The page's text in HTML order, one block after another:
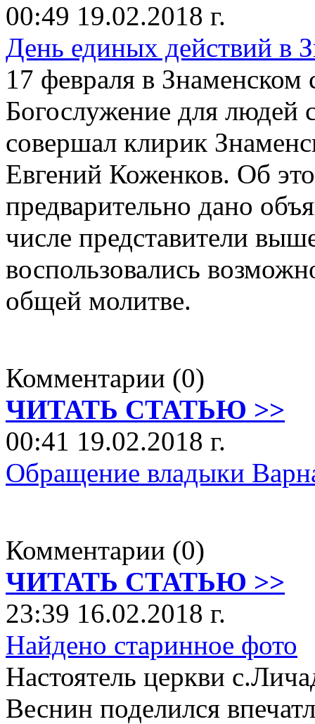
00:49 19.02.2018 г.
День единых действий в
17 февраля в Знаменском
Богослужение для людей
совершал клирик
Евгений Коженков. Об
предварительно дано
числе представители
воспользовались
общей молитве.
Комментарии (0)
ЧИТАТЬ СТАТЬЮ >>
00:41 19.02.2018 г.
Обращение владыки
Комментарии (0)
ЧИТАТЬ СТАТЬЮ >>
23:39 16.02.2018 г.
Найдено старинное фото
Настоятель церкви
Веснин поделился